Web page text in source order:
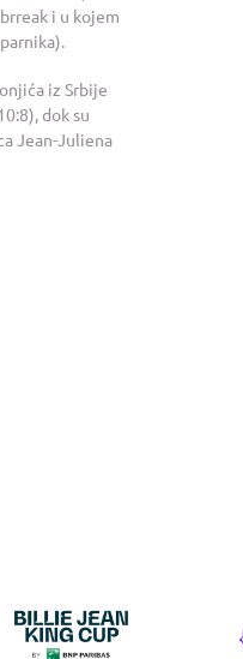
i u kojem
iz Srbije
dok su
Jean-Juliena